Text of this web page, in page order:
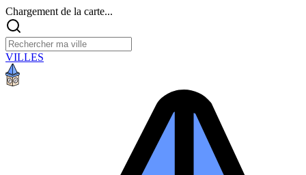
Chargement de la carte...
VILLES